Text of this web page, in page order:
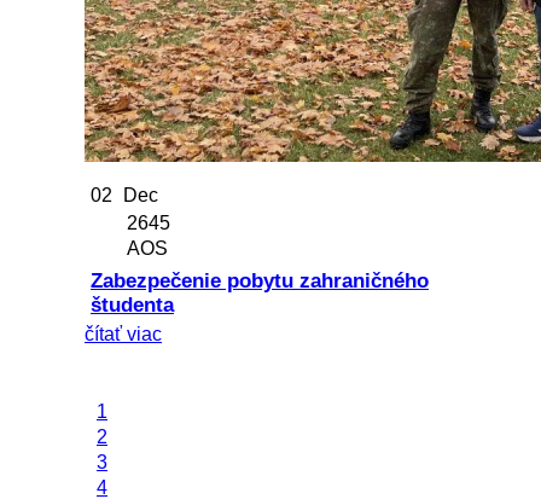
02
Dec
2645
AOS
Zabezpečenie pobytu zahraničného
študenta
čítať viac
1
2
3
4